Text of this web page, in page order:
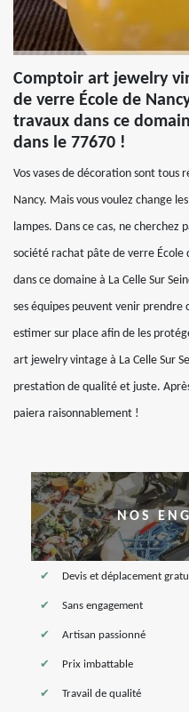
Comptoir art jewelry
de verre École de
travaux dans ce
dans le 77670 !
Vos vases de décoration sont tous
Nancy. Mais vous voulez change
lampes. Dans ce cas, ne
société rachat pâte de verre École
dans ce domaine à La Celle Sur
ses équipes peuvent venir prendre
estimer sur place afin de les
art jewelry vintage à La Celle Sur
prestation de qualité et juste.
paiera raisonnablement !
NOS
Devis et déplacement
Sans engagement
Artisan passionné
Prix imbattable
Travail de qualité